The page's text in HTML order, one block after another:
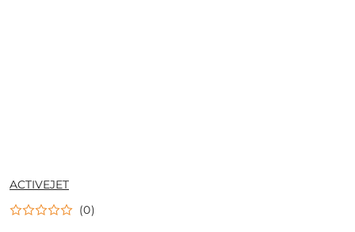
NAZWA
PRODUCENTA:
ACTIVEJET
(0)